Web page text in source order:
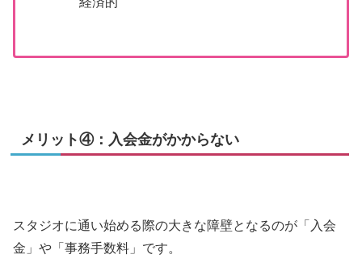
メリット④：入会金がかからない
スタジオに通い始める際の大きな障壁となるのが「入会
金」や「事務手数料」です。